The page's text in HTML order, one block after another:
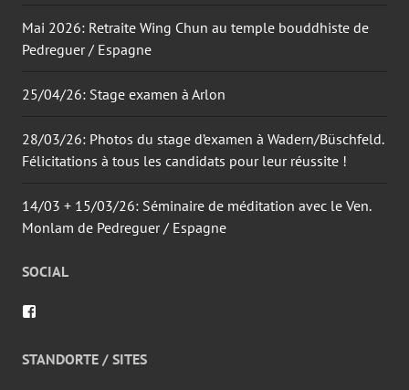
Mai 2026: Retraite Wing Chun au temple bouddhiste de
Pedreguer / Espagne
25/04/26: Stage examen à Arlon
28/03/26: Photos du stage d’examen à Wadern/Büschfeld.
Félicitations à tous les candidats pour leur réussite !
14/03 + 15/03/26: Séminaire de méditation avec le Ven.
Monlam de Pedreguer / Espagne
SOCIAL
de
wingtsun.arlon
STANDORTE / SITES